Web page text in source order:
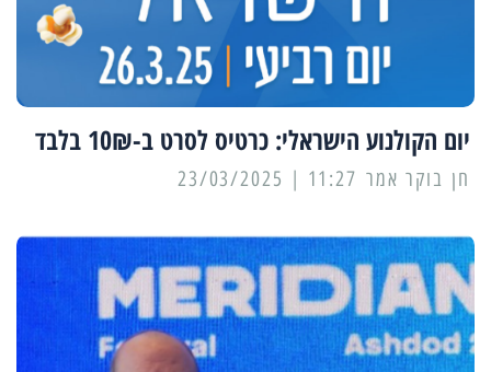
יום הקולנוע הישראלי: כרטיס לסרט ב-10₪ בלבד
11:27 | 23/03/2025